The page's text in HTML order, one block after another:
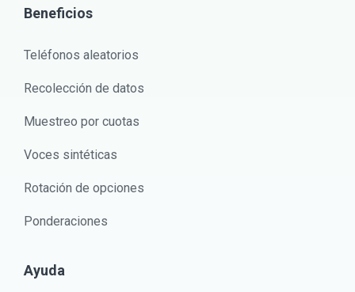
Beneficios
Teléfonos aleatorios
Recolección de datos
Muestreo por cuotas
Voces sintéticas
Rotación de opciones
Ponderaciones
Ayuda